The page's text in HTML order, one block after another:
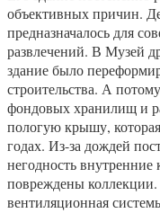
объективных причин.
предназначалось для
развлечений. В Музей
здание было
строительства. А
фондовых хранилищ и
пологую крышу,
годах. Из-за дождей
негодность
повреждены коллекции.
вентиляционная